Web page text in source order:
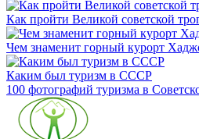
Как пройти Великой советской
Чем знаменит горный курорт
Каким был туризм в СССР
100 фотографий туризма в